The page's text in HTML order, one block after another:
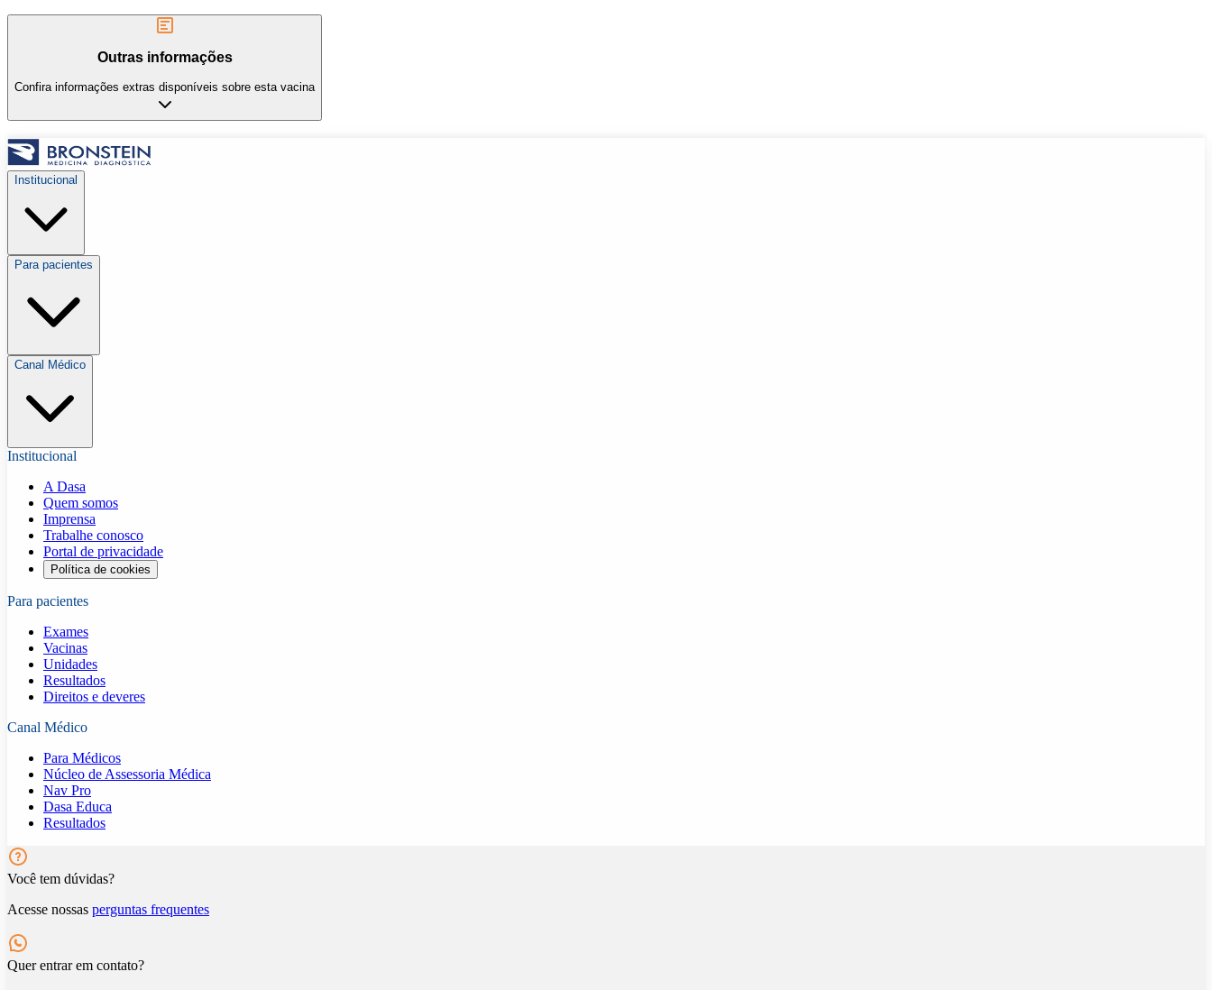
Outras informações
Confira informações extras disponíveis sobre esta vacina
Institucional
Para pacientes
Canal Médico
Institucional
A Dasa
Quem somos
Imprensa
Trabalhe conosco
Portal de privacidade
Política de cookies
Para pacientes
Exames
Vacinas
Unidades
Resultados
Direitos e deveres
Canal Médico
Para Médicos
Núcleo de Assessoria Médica
Nav Pro
Dasa Educa
Resultados
Você tem dúvidas?
Acesse nossas perguntas frequentes
Quer entrar em contato?